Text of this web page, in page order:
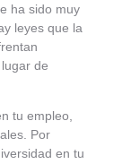
ha sido muy
leyes que la
de
tu empleo,
Por
en tu